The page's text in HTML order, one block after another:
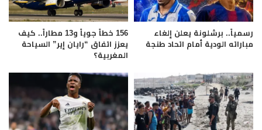
رسمياً.. برشلونة يعلن إلغاء
مباراته الودية أمام اتحاد طنجة
156 خطاً جوياً و13 مطاراً.. كيف
يعزز اتفاق “رايان إير” السياحة
المغربية؟